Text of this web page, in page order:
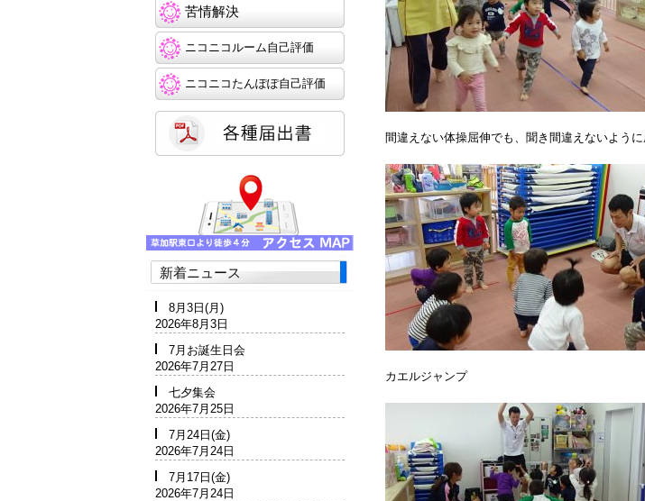
間違えない体操屈伸でも、聞き間違えないよう
カエルジャンプ
苦情解決
ニコニコルーム自己評価
ニコニコたんぽぽ自己評価
新着ニュース
8月3日(月)
2026年8月3日
7月お誕生日会
2026年7月27日
七夕集会
2026年7月25日
7月24日(金)
2026年7月24日
7月17日(金)
2026年7月24日